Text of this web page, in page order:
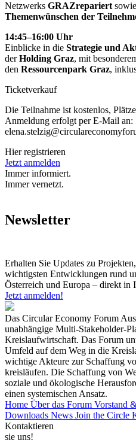
Netzwerks GRAZrepariert
Themenwünschen der
14:45–16:00 Uhr
Einblicke in die Strategie und
derHolding Graz, mit
den Ressourcenpark Graz,
Ticketverkauf
Die Teilnahme ist kostenlos,
Anmeldung erfolgt per E-Mail an:
Hier registrieren
Jetzt anmelden
Immer informiert.
Immer vernetzt.
Newsletter
Erhalten Sie Updates zu
wichtigsten Entwicklungen rund
Österreich und Europa – direkt in
Jetzt anmelden!
Das Circular Economy Forum
unabhängige Multi-Stakeholder-
Kreislaufwirtschaft. Das Forum
Umfeld auf dem Weg in die
wichtige Akteure zur Schaffung
kreisläufen. Die Schaffung von
soziale und ökologische
einen systemischen Ansatz.
Home Über das Forum Vorstand
Downloads News Join the Circle
Kontaktieren
sie uns!